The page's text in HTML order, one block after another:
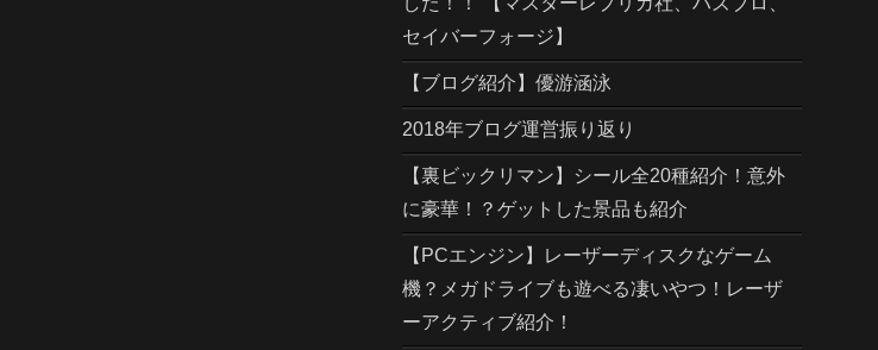
セイバーフォージ】
【ブログ紹介】優游涵泳
2018年ブログ運営振り返り
【裏ビックリマン】シール全20種紹介！意外
に豪華！？ゲットした景品も紹介
【PCエンジン】レーザーディスクなゲーム
機？メガドライブも遊べる凄いやつ！レーザ
ーアクティブ紹介！